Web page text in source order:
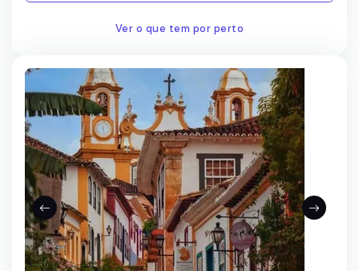
Ver o que tem por perto